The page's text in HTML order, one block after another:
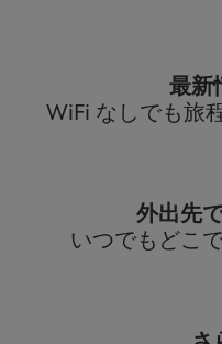
最新
WiFi なしでも旅
外出先
いつでもどこ